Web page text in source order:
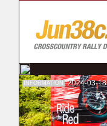
INFORMATION 2024-03-18